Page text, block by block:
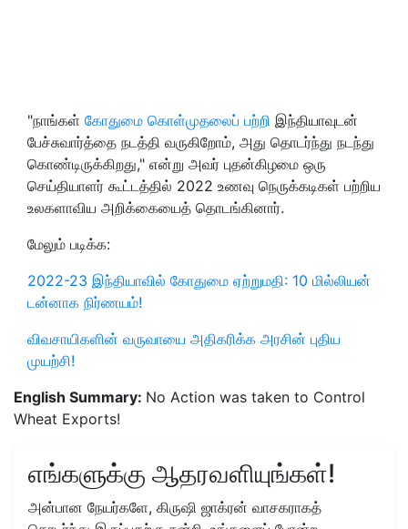
"நாங்கள் கோதுமை கொள்முதலைப் பற்றி இந்தியாவுடன்
பேச்சுவார்த்தை நடத்தி வருகிறோம், அது தொடர்ந்து நடந்து
கொண்டிருக்கிறது," என்று அவர் புதன்கிழமை ஒரு
செய்தியாளர் கூட்டத்தில் 2022 உணவு நெருக்கடிகள் பற்றிய
உலகளாவிய அறிக்கையைத் தொடங்கினார்.
மேலும் படிக்க:
2022-23 இந்தியாவில் கோதுமை ஏற்றுமதி: 10 மில்லியன்
டன்னாக நிர்ணயம்!
விவசாயிகளின் வருவாயை அதிகரிக்க அரசின் புதிய
முயற்சி!
English Summary: No Action was taken to Control
Wheat Exports!
எங்களுக்கு ஆதரவளியுங்கள்!
அன்பான நேயர்களே, கிருஷி ஜாக்ரன் வாசகராகத்